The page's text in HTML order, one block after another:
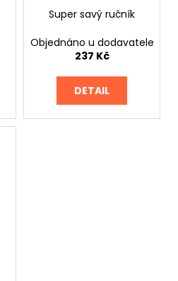
Super savý ručník
Objednáno u dodavatele
237 Kč
DETAIL